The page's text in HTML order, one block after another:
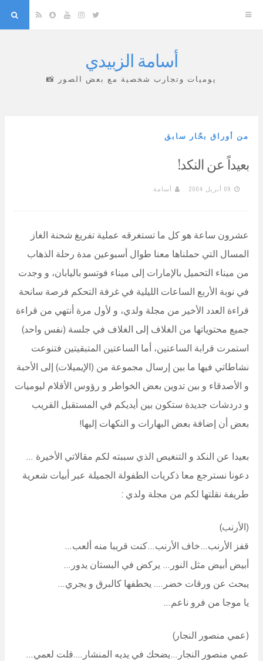
Twitter
Instagram
YouTube
Snapchat
RSS
أسامة الزبيدي
يوميات وتجارب شخصية مع بعض الصور 📸
من أوراق بحّار سابق
بعيداً عن النكد!
09 أبريل 2004 أسامة
عشرون ساعة هو كل ما تستغرقه عملية تفريغ شحنة الغاز
المسال التي حملناها معنا طوال أسبوعين مدة رحلة الذهاب
من ميناء التحميل بالإمارات إلى ميناء فوتسو باليابان، و وجدت
في نوبة الأربع الساعات الليلية في غرفة التحكم فرصة سانحة
قراءة العدد الأخير من مجلة ولدي، و لأول مرة أنتهي من قراءة
جميع محتوياتها من الغلاف إلى الغلاف في جلسة (نفس واحد)
استمرت قرابة الساعتين، أما الساعتين المتبقيتين فتنوعت
نشاطاتي فيها ما بين إرسال مجموعة من (الإيميلات) إلى الأحبة
و الأصدقاء و بين تدوين بعض الخواطر و رؤوس الأقلام ليوميات
و دردشات جديدة ستكون بين أيديكم في المستقبل القريب
بعض أن إضافة بعض البهارات و النكهات إليها!
بعيدا عن النكد و التنغيص الذي سببته لكم مقالاتي الأخيرة …
دعونا نسترجع معا ذكريات الطفولة الجميلة عبر أبيات شعرية
طريفة نقلتها لكم من مجلة ولدي :
(الأرنب)
قفز الأرنب…خاف الأرنب…كنت قريبا منه ألعب…
أبيض أبيض مثل النور… يركض في البستان يدور…
يبحث عن ورقات خضر…. يخطفها كالبرق و يجري…
يا موجا من فرو ناعم…
(عمي منصور النجار)
عمي منصور النجار…يضحك في يديه المنشار….قلت لعمي…